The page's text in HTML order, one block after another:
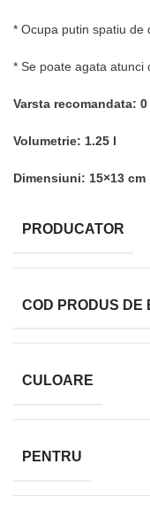
* Ocupa putin spatiu de
* Se poate agata atunci
Varsta recomandata:
Volumetrie: 1.25 l
Dimensiuni: 15×13 cm
PRODUCATOR
COD PRODUS DE
CULOARE
PENTRU